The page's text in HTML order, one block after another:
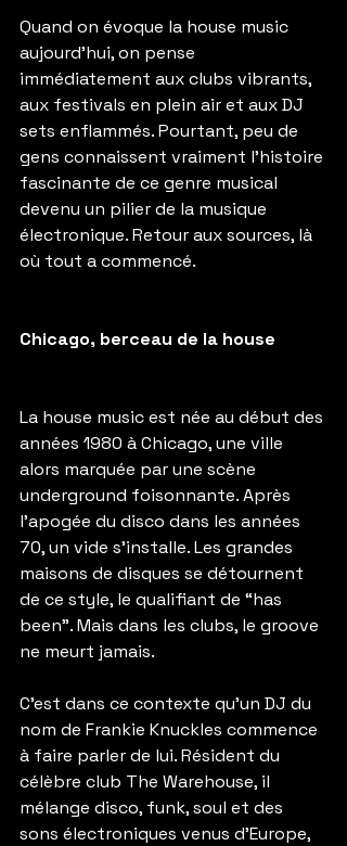
Quand on évoque la house music
aujourd’hui, on pense
immédiatement aux clubs vibrants,
aux festivals en plein air et aux DJ
sets enflammés. Pourtant, peu de
gens connaissent vraiment l’histoire
fascinante de ce genre musical
devenu un pilier de la musique
électronique. Retour aux sources, là
où tout a commencé.
Chicago, berceau de la house
La house music est née au début des
années 1980 à Chicago, une ville
alors marquée par une scène
underground foisonnante. Après
l’apogée du disco dans les années
70, un vide s’installe. Les grandes
maisons de disques se détournent
de ce style, le qualifiant de “has
been”. Mais dans les clubs, le groove
ne meurt jamais.
C’est dans ce contexte qu’un DJ du
nom de Frankie Knuckles commence
à faire parler de lui. Résident du
célèbre club The Warehouse, il
mélange disco, funk, soul et des
sons électroniques venus d’Europe,